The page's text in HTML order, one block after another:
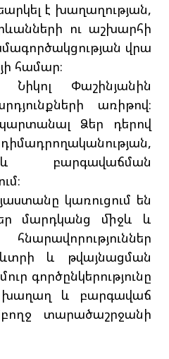
է խաղաղության,
ու աշխարհի
վրա
համար։
Նիկոլ Փաշինյանին
առիթով։
Ձեր դերով
և բարգավաճման
կառուցում են
մարդկանց միջև և
և թվայնացման
գործընկերությունը
խաղաղ և բարգավաճ
տարածաշրջանի